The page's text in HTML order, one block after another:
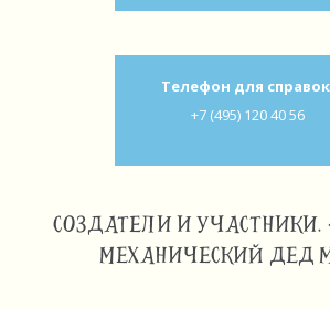
Телефон для
+7 (495) 120 40 56
СОЗДАТЕЛИ И УЧАСТНИКИ.
МЕХАНИЧЕСКИЙ ДЕД